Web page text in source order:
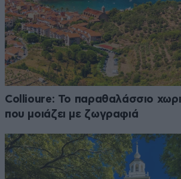
Collioure: Το παραθαλάσσιο
που μοιάζει με ζωγραφιά